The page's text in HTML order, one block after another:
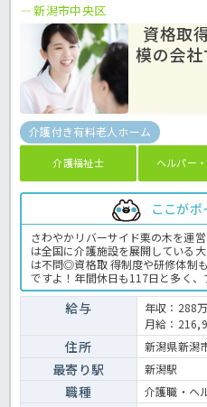
新潟市中央区
資格取
模の会社
介護付き有料老人ホーム
介護福祉士 ヘルパー
ここがポ
さわやかリバーサイド栗の木を運
は全国に介護施設を展開している
は不問◎資格取 得制度や研修体制
ですよ！年間休日も117日と多く
能な環境になります☆定年が65歳
以降も条件面は変わらずに働ける
る方は是非ほっ介護までお問い合
介護業務全般です。＜介護職 正
給与
年収：288
月給：
住所 新潟県新潟
最寄り駅 新潟駅
職種 介護職・ヘ